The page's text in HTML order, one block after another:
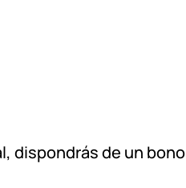
dispondrás de un bono